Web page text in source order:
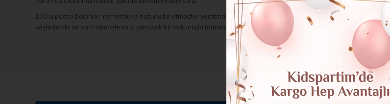
100'lü pastel balonlar, romantik ve huzurlu bir atmosfer yaratmak istediğiniz etkinliklerde mükemmel bir seçimdir.
keşfedebilir ve parti atmosferinizi yumuşak bir dokunuşla tamamlayabilirsiniz.